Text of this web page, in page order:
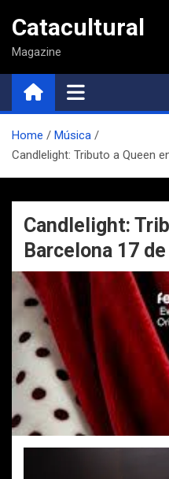
contenido
Catacultural
Magazine
Home
Música
Candlelight: Tributo a Queen
Candlelight:
Barcelona 17